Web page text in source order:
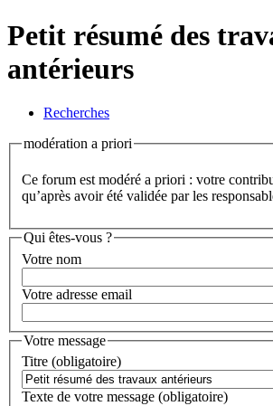
Petit résumé des
antérieurs
Recherches
modération a priori
Ce forum est modéré a priori : votre
qu’après avoir été validée par les
Qui êtes-vous ?
Votre nom
Votre adresse email
Votre message
Titre (obligatoire)
Texte de votre message (obligatoire)